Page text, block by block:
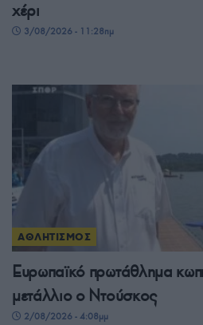
χέρι
3/08/2026 - 11:28πμ
ΑΘΛΗΤΙΣΜΟΣ
Ευρωπαϊκό πρωτάθλημα
μετάλλιο ο Ντούσκος
2/08/2026 - 4:08μμ